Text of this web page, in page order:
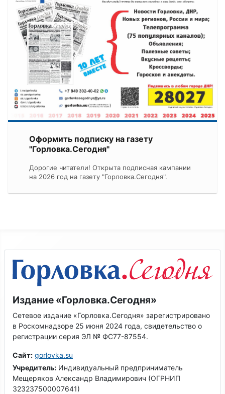
Оформить подписку на газету
"Горловка.Сегодня"
Дорогие читатели! Открыта подписная кампании
на 2026 год на газету "Горловка.Сегодня".
Издание «Горловка.Сегодня»
Сетевое издание «Горловка.Сегодня» зарегистрировано
в Роскомнадзоре 25 июня 2024 года, свидетельство о
регистрации серия ЭЛ № ФС77-87554.
Сайт: gorlovka.su
Учредитель: Индивидуальный предприниматель
Мещеряков Александр Владимирович (ОГРНИП
323237500007641)